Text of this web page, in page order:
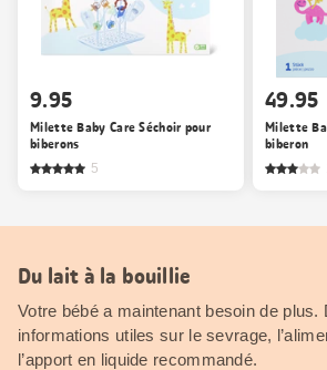
9.95
Milette Baby Care Séchoir pour
biberons
5
49.95
Milette
biberon
Du lait à la bouillie
Votre bébé a maintenant besoin de
informations utiles sur le sevrage,
l’apport en liquide recommandé.